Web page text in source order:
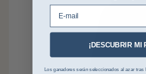
E-mail
¡DESCUBRIR MI
Los ganadores serán seleccionados al azar